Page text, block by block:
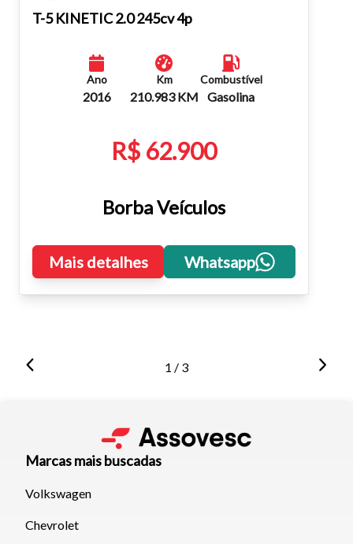
T-5 KINETIC 2.0 245cv 4p
Ano
2016
Km
210.983 KM
Combustível
Gasolina
R$ 62.900
Borba Veículos
Mais detalhes Whatsapp
1 / 3
Marcas mais buscadas
Volkswagen
Chevrolet